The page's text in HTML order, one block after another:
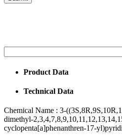
Product Data
Technical Data
Chemical Name : 3-
dimethyl-
cyclopenta[a]phenanthren-17-